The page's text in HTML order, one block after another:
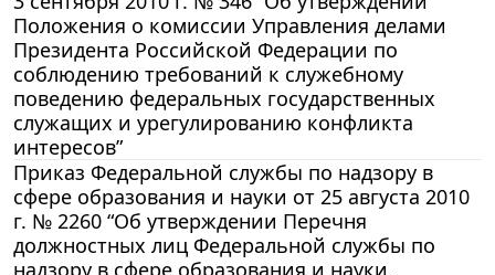
Положения о комиссии Управления делами
Президента Российской Федерации по
соблюдению требований к служебному
поведению федеральных государственных
служащих и урегулированию конфликта
интересов”
Приказ Федеральной службы по надзору в
сфере образования и науки от 25 августа 2010
г. № 2260 “Об утверждении Перечня
должностных лиц Федеральной службы по
надзору в сфере образования и науки,